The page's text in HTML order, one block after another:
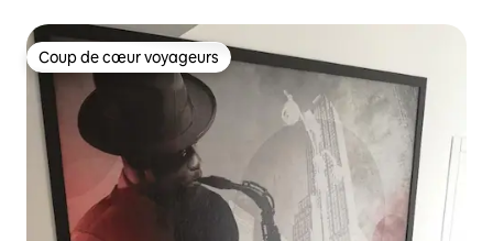
Coup de cœur voyageurs
Coup de cœur voyageurs